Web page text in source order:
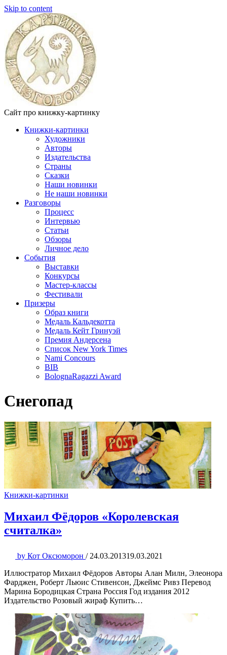
Skip to content
Сайт про книжку-картинку
Книжки-картинки
Художники
Авторы
Издательства
Страны
Сказки
Наши новинки
Не наши новинки
Разговоры
Процесс
Интервью
Статьи
Обзоры
Личное дело
События
Выставки
Конкурсы
Мастер-классы
Фестивали
Призеры
Образ книги
Медаль Кальдекотта
Медаль Кейт Гринуэй
Премия Андерсена
Список New York Times
Nami Concours
BIB
BolognaRagazzi Award
Снегопад
Книжки-картинки
Михаил Фёдоров «Королевская
считалка»
by Кот Оксюморон / 24.03.201319.03.2021
Иллюстратор Михаил Фёдоров Авторы Алан Милн, Элеонора
Фарджен, Роберт Льюис Стивенсон, Джеймс Ривз Перевод
Марина Бородицкая Страна Россия Год издания 2012
Издательство Розовый жираф Купить…